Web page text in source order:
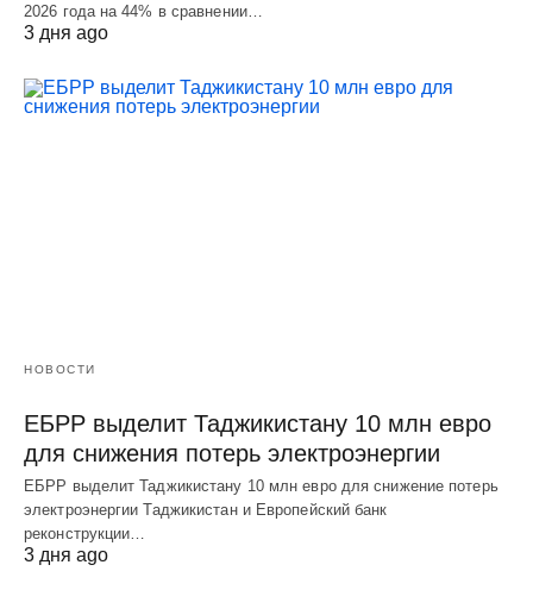
2026 года на 44% в сравнении…
3 дня ago
НОВОСТИ
ЕБРР выделит Таджикистану 10 млн евро
для снижения потерь электроэнергии
ЕБРР выделит Таджикистану 10 млн евро для снижение потерь
электроэнергии Таджикистан и Европейский банк
реконструкции…
3 дня ago